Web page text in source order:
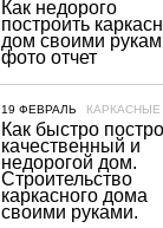
Как недорого
построить
дом своими
фото отчет
19 ФЕВРАЛЬ
Как быстро
качественный и
недорогой дом.
Строительство
каркасного дома
своими руками.